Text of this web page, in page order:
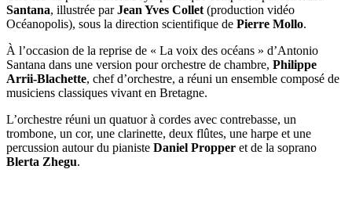
Santana, illustrée parJean Yves Collet (production vidéo
Océanopolis), sous la direction scientifique de Pierre Mollo.
À l’occasion de la reprise de « La voix des océans » d’Antonio
Santana dans une version pour orchestre de chambre, Philippe
Arrii-Blachette, chef d’orchestre, a réuni un ensemble composé de
musiciens classiques vivant en Bretagne.
L’orchestre réuni un quatuor à cordes avec contrebasse, un
trombone, un cor, une clarinette, deux flûtes, une harpe et une
percussion autour du pianiste Daniel Propper et de la soprano
Blerta Zhegu.